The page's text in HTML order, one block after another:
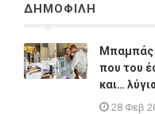
ΔΗΜΟΦΙΛΗ
Μπαμπάς
που του
και…
28 Φεβ